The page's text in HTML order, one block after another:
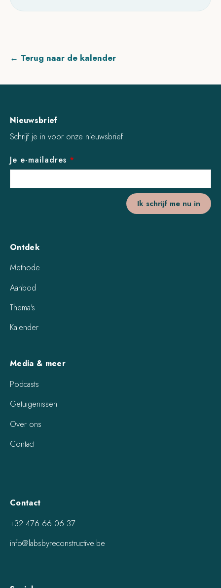
← Terug naar de kalender
Nieuwsbrief
Schrijf je in voor onze nieuwsbrief
Je e-mailadres *
Ontdek
Methode
Aanbod
Thema's
Kalender
Media & meer
Podcasts
Getuigenissen
Over ons
Contact
Contact
+32 476 66 06 37
info@labsbyreconstructive.be